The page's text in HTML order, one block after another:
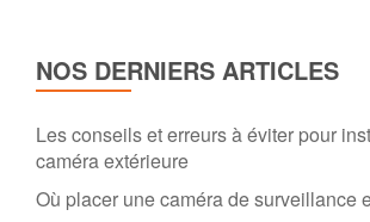
NOS DERNIERS ARTICLES
Les conseils et erreurs à éviter pour
caméra extérieure
Où placer une caméra de surveillance